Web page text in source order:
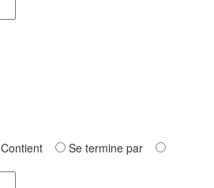
Contient
Se termine par